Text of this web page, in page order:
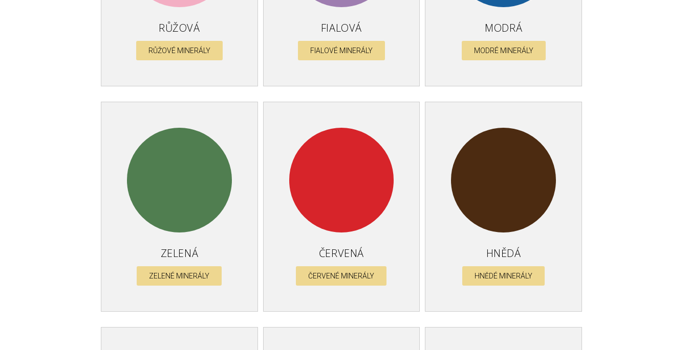
RŮŽOVÁ
RŮŽOVÉ MINERÁLY
FIALOVÁ
FIALOVÉ MINERÁLY
MODRÁ
MODRÉ MINERÁLY
ZELENÁ
ZELENÉ MINERÁLY
ČERVENÁ
ČERVENÉ MINERÁLY
HNĚDÁ
HNĚDÉ MINERÁLY